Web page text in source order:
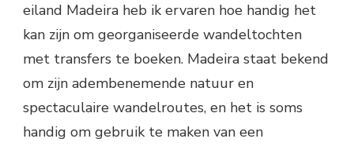
eiland Madeira heb ik ervaren hoe handig het
kan zijn om georganiseerde wandeltochten
met transfers te boeken. Madeira staat bekend
om zijn adembenemende natuur en
spectaculaire wandelroutes, en het is soms
handig om gebruik te maken van een